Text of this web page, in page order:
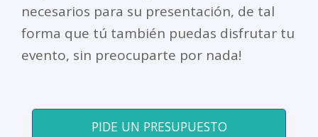
necesarios para su presentación, de tal
forma que tú también puedas disfrutar tu
evento, sin preocuparte por nada!
PIDE UN PRESUPUESTO